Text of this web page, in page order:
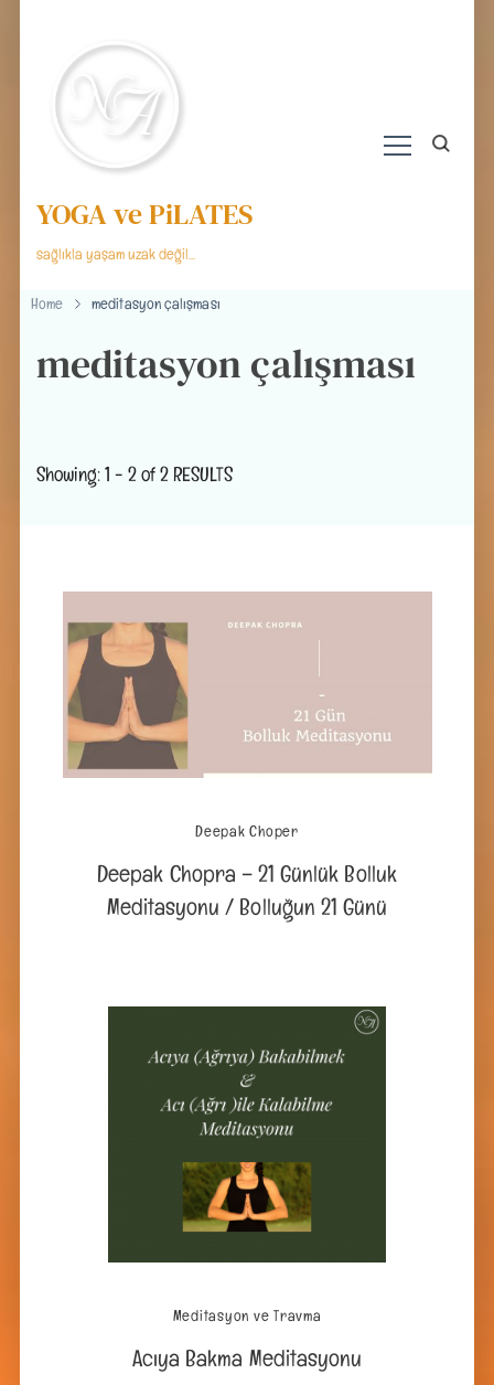
YOGA ve PiLATES
sağlıkla yaşam uzak değil…
Home meditasyon çalışması
meditasyon çalışması
Showing: 1 - 2 of 2 RESULTS
Deepak Choper
Deepak Chopra – 21 Günlük Bolluk
Meditasyonu / Bolluğun 21 Günü
Meditasyon ve Travma
Acıya Bakma Meditasyonu